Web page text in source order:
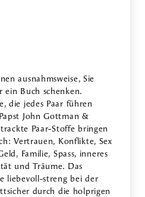
ausnahmsweise, Sie
ein Buch schenken.
die jedes Paar führen
John Gottman &
Paar-Stoffe bringen
Vertrauen, Konflikte, Sex
Familie, Spass, inneres
und Träume. Das
liebevoll-streng bei der
durch die holprigen